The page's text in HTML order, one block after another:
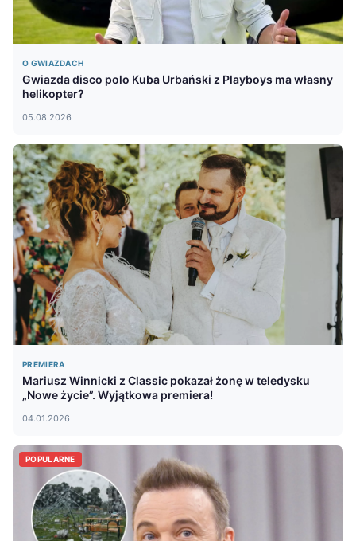
O GWIAZDACH
Gwiazda disco polo Kuba Urbański z Playboys ma własny
helikopter?
05.08.2026
PREMIERA
Mariusz Winnicki z Classic pokazał żonę w teledysku
„Nowe życie”. Wyjątkowa premiera!
04.01.2026
POPULARNE